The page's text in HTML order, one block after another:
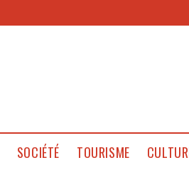
SOCIÉTÉ TOURISME